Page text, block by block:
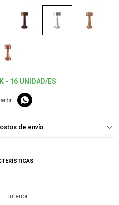
- 16 UNIDAD/ES

de envío
Interior